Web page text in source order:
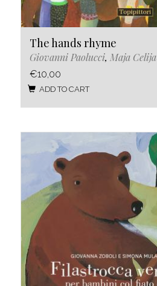
The hands rhyme
Giovanni Paolucci, Maja Celija
€10,00
ADD TO CART